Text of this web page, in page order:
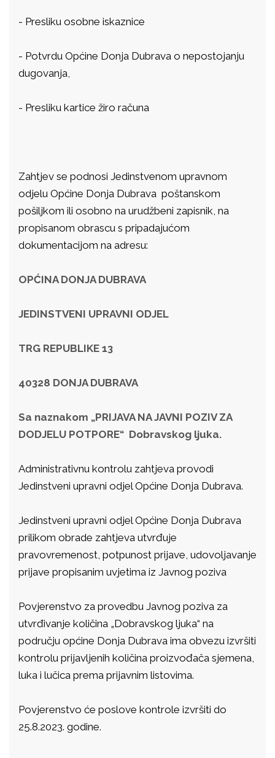
- Presliku osobne iskaznice
- Potvrdu Općine Donja Dubrava o nepostojanju
dugovanja,
- Presliku kartice žiro računa
Zahtjev se podnosi Jedinstvenom upravnom
odjelu Općine Donja Dubrava poštanskom
pošiljkom ili osobno na urudžbeni zapisnik, na
propisanom obrascu s pripadajućom
dokumentacijom na adresu:
OPĆINA DONJA DUBRAVA
JEDINSTVENI UPRAVNI ODJEL
TRG REPUBLIKE 13
40328 DONJA DUBRAVA
Sa naznakom „PRIJAVA NA JAVNI POZIV ZA
DODJELU POTPORE“ Dobravskog ljuka.
Administrativnu kontrolu zahtjeva provodi
Jedinstveni upravni odjel Općine Donja Dubrava.
Jedinstveni upravni odjel Općine Donja Dubrava
prilikom obrade zahtjeva utvrđuje
pravovremenost, potpunost prijave, udovoljavanje
prijave propisanim uvjetima iz Javnog poziva
Povjerenstvo za provedbu Javnog poziva za
utvrđivanje količina „Dobravskog ljuka“ na
području općine Donja Dubrava ima obvezu izvršiti
kontrolu prijavljenih količina proizvođača sjemena,
luka i lučica prema prijavnim listovima.
Povjerenstvo će poslove kontrole izvršiti do
25.8.2023. godine.